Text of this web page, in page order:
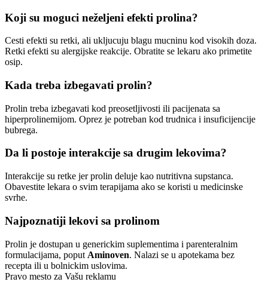
Koji su moguci neželjeni efekti prolina?
Cesti efekti su retki, ali ukljucuju blagu mucninu kod visokih doza.
Retki efekti su alergijske reakcije. Obratite se lekaru ako primetite
osip.
Kada treba izbegavati prolin?
Prolin treba izbegavati kod preosetljivosti ili pacijenata sa
hiperprolinemijom. Oprez je potreban kod trudnica i insuficijencije
bubrega.
Da li postoje interakcije sa drugim lekovima?
Interakcije su retke jer prolin deluje kao nutritivna supstanca.
Obavestite lekara o svim terapijama ako se koristi u medicinske
svrhe.
Najpoznatiji lekovi sa prolinom
Prolin je dostupan u generickim suplementima i parenteralnim
formulacijama, poput Aminoven. Nalazi se u apotekama bez
recepta ili u bolnickim uslovima.
Pravo mesto za Vašu reklamu